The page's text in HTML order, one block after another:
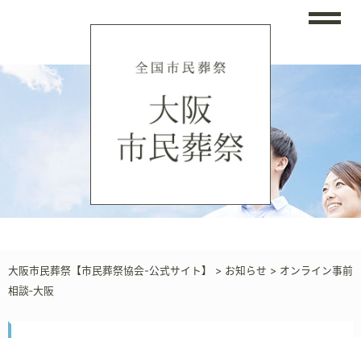
大阪市民葬祭【市民葬祭協会-公式サイト】 > お知らせ > オンライン事前
相談‐大阪